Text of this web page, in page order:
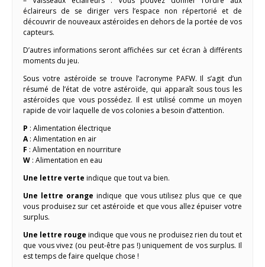
éclaireurs de se diriger vers l’espace non répertorié et de
découvrir de nouveaux astéroïdes en dehors de la portée de vos
capteurs.
D’autres informations seront affichées sur cet écran à différents
moments du jeu.
Sous votre astéroïde se trouve l’acronyme PAFW. Il s’agit d’un
résumé de l’état de votre astéroïde, qui apparaît sous tous les
astéroïdes que vous possédez. Il est utilisé comme un moyen
rapide de voir laquelle de vos colonies a besoin d’attention.
P : Alimentation électrique
A: Alimentation en air
F : Alimentation en nourriture
W : Alimentation en eau
Une lettre verte indique que tout va bien.
Une lettre orange indique que vous utilisez plus que ce que
vous produisez sur cet astéroïde et que vous allez épuiser votre
surplus.
Une lettre rouge indique que vous ne produisez rien du tout et
que vous vivez (ou peut-être pas !) uniquement de vos surplus. Il
est temps de faire quelque chose !